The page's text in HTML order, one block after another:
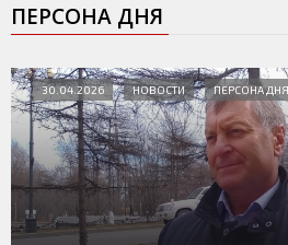
ПЕРСОНА ДНЯ
30.04.2026 НОВОСТИ ПЕРСОНА ДНЯ